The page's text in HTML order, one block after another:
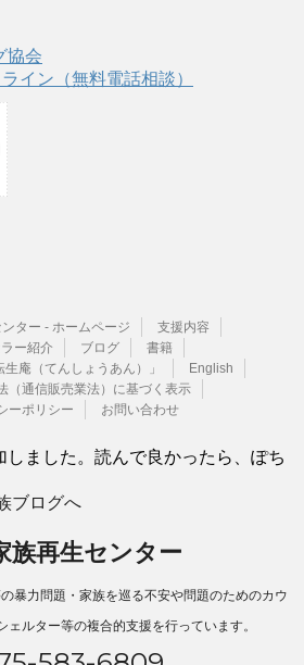
協会
イン（無料電話相談）
ター - ホームページ
支援内容
ー紹介
ブログ
書籍
庵（てんしょうあん）」
English
（通信販売業法）に基づく表示
ーポリシー
お問い合わせ
しました。読んで良かったら、ぽち
族再生センター
暴力問題・家族を巡る不安や問題のためのカウ
ェルター等の複合的支援を行っています。